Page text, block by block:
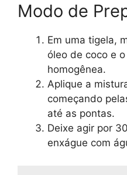
Modo de
Em uma tigela,
óleo de coco e
homogênea.
Aplique a
começando
até as pontas.
Deixe agir por
enxágue com